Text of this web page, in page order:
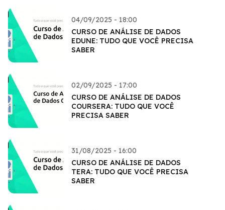
04/09/2025 - 18:00
CURSO DE ANÁLISE DE DADOS
EDUNE: TUDO QUE VOCÊ PRECISA
SABER
02/09/2025 - 17:00
CURSO DE ANÁLISE DE DADOS
COURSERA: TUDO QUE VOCÊ
PRECISA SABER
31/08/2025 - 16:00
CURSO DE ANÁLISE DE DADOS
TERA: TUDO QUE VOCÊ PRECISA
SABER